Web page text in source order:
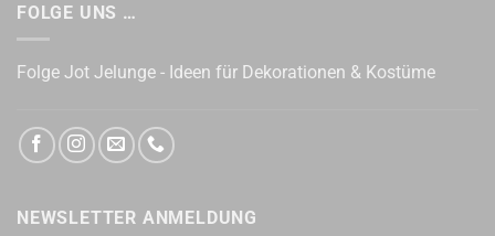
FOLGE UNS …
Folge Jot Jelunge - Ideen für Dekorationen & Kostüme
NEWSLETTER ANMELDUNG